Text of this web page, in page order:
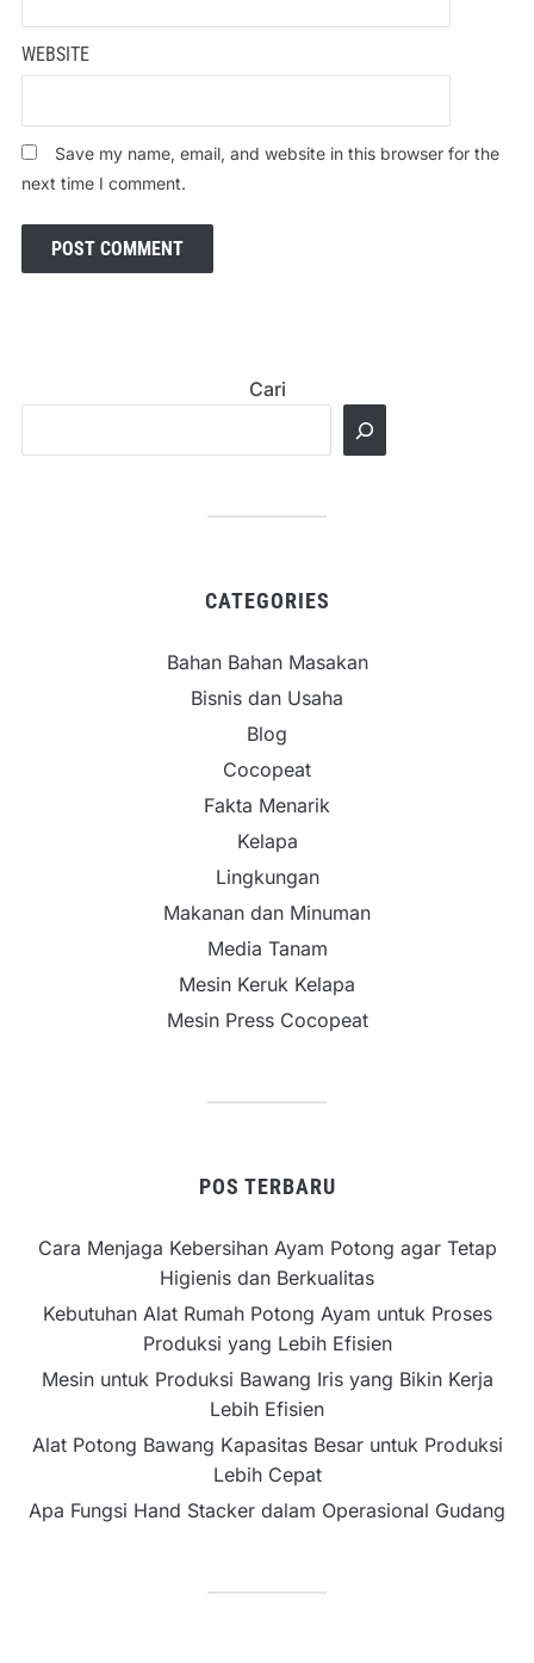
WEBSITE
Save my name, email, and website in this browser for the
next time I comment.
Cari
CATEGORIES
Bahan Bahan Masakan
Bisnis dan Usaha
Blog
Cocopeat
Fakta Menarik
Kelapa
Lingkungan
Makanan dan Minuman
Media Tanam
Mesin Keruk Kelapa
Mesin Press Cocopeat
POS TERBARU
Cara Menjaga Kebersihan Ayam Potong agar Tetap
Higienis dan Berkualitas
Kebutuhan Alat Rumah Potong Ayam untuk Proses
Produksi yang Lebih Efisien
Mesin untuk Produksi Bawang Iris yang Bikin Kerja
Lebih Efisien
Alat Potong Bawang Kapasitas Besar untuk Produksi
Lebih Cepat
Apa Fungsi Hand Stacker dalam Operasional Gudang